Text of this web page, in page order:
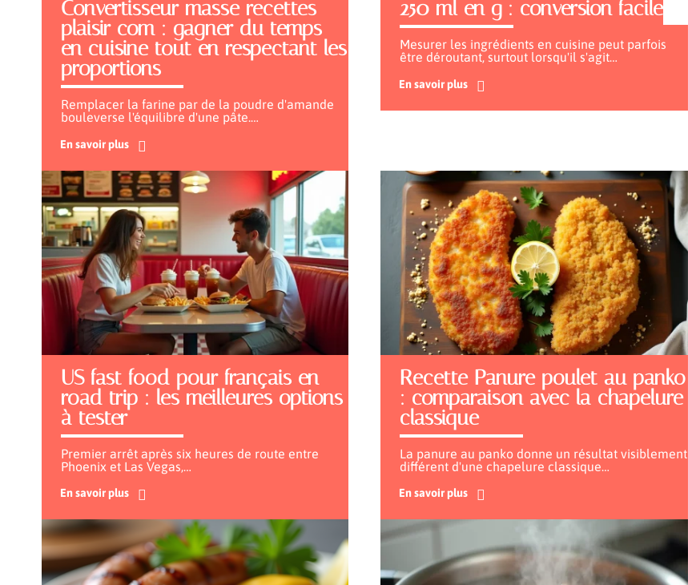
Convertisseur masse recettes
plaisir com : gagner du temps
en cuisine tout en respectant les
proportions
Remplacer la farine par de la poudre d'amande
bouleverse l'équilibre d'une pâte.…
En savoir plus
250 ml en g : conversion facile
Mesurer les ingrédients en cuisine peut parfois
être déroutant, surtout lorsqu'il s'agit…
En savoir plus
US fast food pour français en
road trip : les meilleures options
à tester
Premier arrêt après six heures de route entre
Phoenix et Las Vegas,
En savoir plus
Recette Panure poulet au panko
: comparaison avec la chapelure
classique
La panure au panko donne un résultat visiblement
différent d'une chapelure classique
En savoir plus